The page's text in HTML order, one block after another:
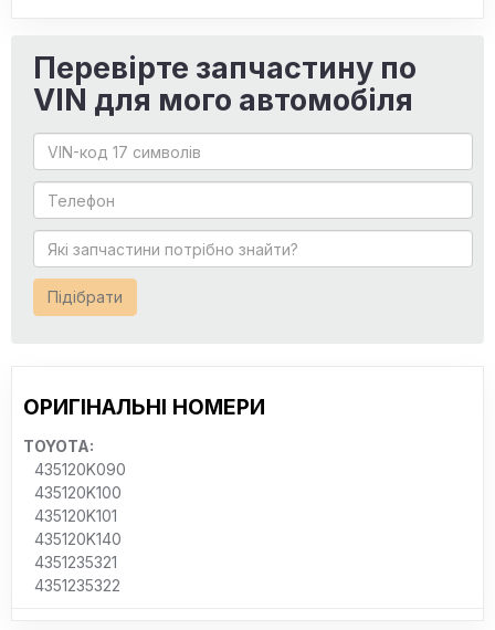
Перевірте запчастину по
VIN для мого автомобіля
Підібрати
ОРИГІНАЛЬНІ НОМЕРИ
TOYOTA:
435120K090
435120K100
435120K101
435120K140
4351235321
4351235322